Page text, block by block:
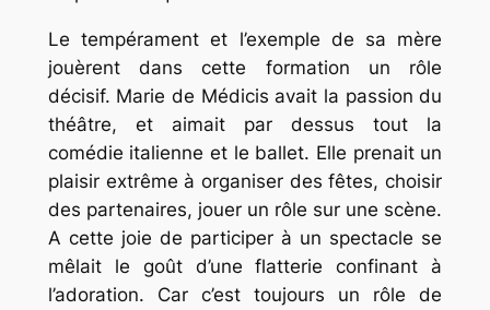
Le tempérament et l’exemple de sa mère
jouèrent dans cette formation un rôle
décisif. Marie de Médicis avait la passion du
théâtre, et aimait par dessus tout la
comédie italienne et le ballet. Elle prenait un
plaisir extrême à organiser des fêtes, choisir
des partenaires, jouer un rôle sur une scène.
A cette joie de participer à un spectacle se
mêlait le goût d’une flatterie confinant à
l’adoration. Car c’est toujours un rôle de